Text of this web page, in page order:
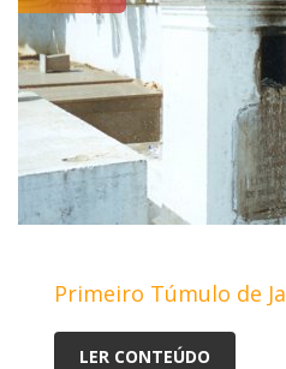
Primeiro Túmulo de
LER CONTEÚDO